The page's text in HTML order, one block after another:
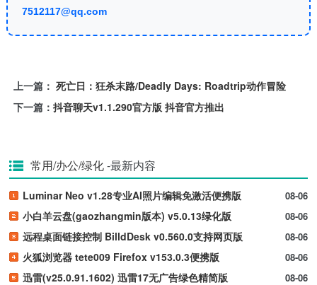
7512117@qq.com
上一篇： 死亡日：狂杀末路/Deadly Days: Roadtrip动作冒险
下一篇： 抖音聊天v1.1.290官方版 抖音官方推出
常用/办公/绿化-最新内容
08-06
Luminar Neo v1.28专业AI照片编辑免激活便携版
08-06
小白羊云盘(gaozhangmin版本) v5.0.13绿化版
08-06
远程桌面链接控制 BilldDesk v0.560.0支持网页版
08-06
火狐浏览器 tete009 Firefox v153.0.3便携版
08-06
迅雷(v25.0.91.1602) 迅雷17无广告绿色精简版